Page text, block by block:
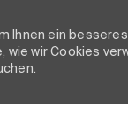
Ihnen ein
wie wir Cookies